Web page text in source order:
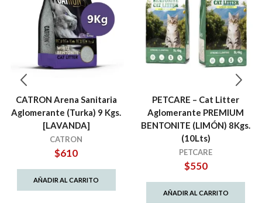
CATRON Arena Sanitaria
Aglomerante (Turka) 9 Kgs.
[LAVANDA]
CATRON
$610
AÑADIR AL CARRITO
PETCARE – Cat Litter
Aglomerante PREMIUM
BENTONITE (LIMÓN) 8Kgs.
(10Lts)
PETCARE
$550
AÑADIR AL CARRITO